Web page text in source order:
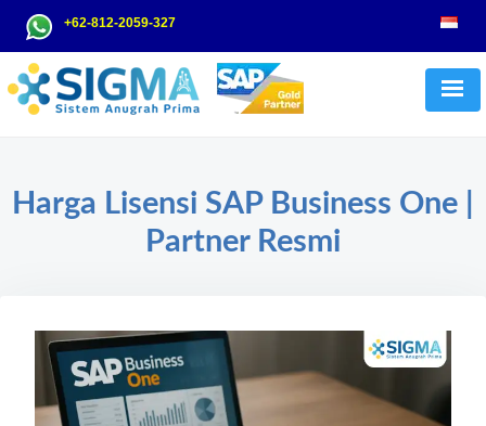
Skip
to
content
Search
for:
+62-812-2059-327
Harga Lisensi SAP Business One |
Partner Resmi